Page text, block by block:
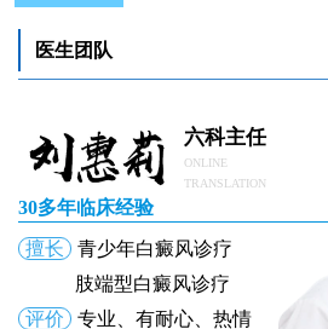
医生团队
六科主任
ONLINE
TRANSLATION
30多年临床经验
擅长
青少年白癜风诊疗
肢端型白癜风诊疗
评价
专业、有耐心、热情